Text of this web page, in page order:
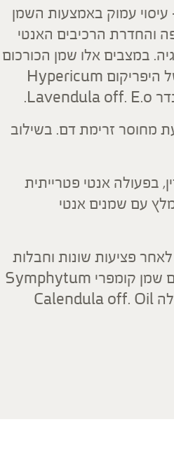
עיסוי עמוק באמצעות השמן
והחדרת הרכיבים האנטי
במצבים אלו שמן הכורכום
יעיל בשילוב עם שמן ארניקה Arnica montana, שמן צמחי של היפריקום Hypericum
מחוסר זרימת דם. בשילוב
בפעולה אנטי פטרייתית
עם שמנים אנטי
פציעות שונות וחבלות
כמו כוויות, תפרים לאחר לידה, ברית מילה וכו'. מומלץ לשלב עם שמן קומפרי Symphytum
off. Oil, לאיחוי וחידוש של הרקמה הפגועה, וכן עם שמן קלנדולה Calendula off. Oil